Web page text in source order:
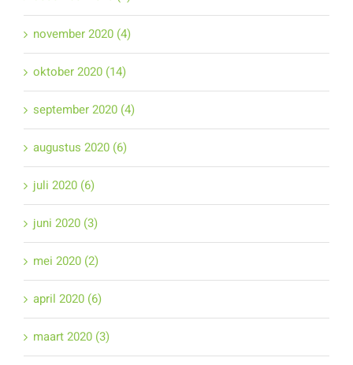
november 2020 (4)
oktober 2020 (14)
september 2020 (4)
augustus 2020 (6)
juli 2020 (6)
juni 2020 (3)
mei 2020 (2)
april 2020 (6)
maart 2020 (3)